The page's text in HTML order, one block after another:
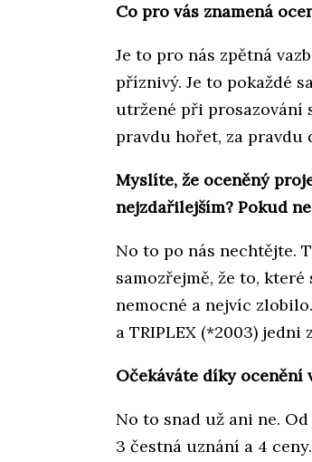
Co pro vás znamená
Je to pro nás zpětná
příznivý. Je to pokaždé
utržené při prosazování
pravdu hořet, za pravdu
Myslíte, že oceněný
nejzdařilejším? Pokud
No to po nás nechtějte.
samozřejmě, že to,
nemocné a nejvíc
a TRIPLEX (*2003) jedni
Očekáváte díky ocenění
No to snad už ani ne.
3 čestná uznání a 4